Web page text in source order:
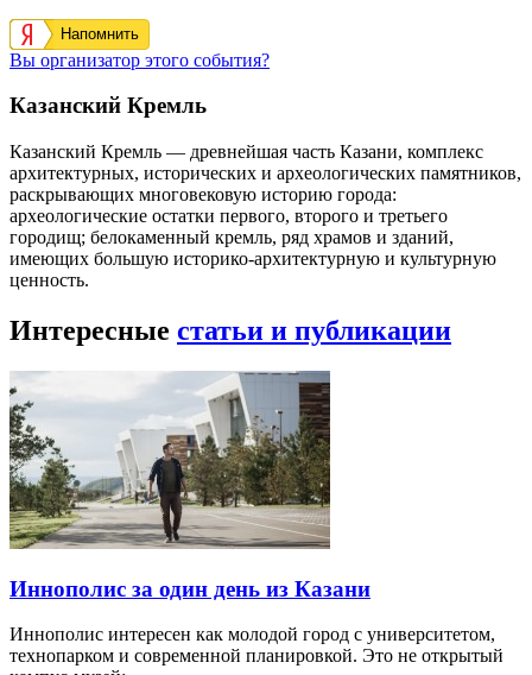
Напомнить
Вы организатор этого события?
Казанский Кремль
Казанский Кремль — древнейшая часть Казани, комплекс
архитектурных, исторических и археологических памятников,
раскрывающих многовековую историю города:
археологические остатки первого, второго и третьего
городищ; белокаменный кремль, ряд храмов и зданий,
имеющих большую историко-архитектурную и культурную
ценность.
Интересные статьи и публикации
Иннополис за один день из Казани
Иннополис интересен как молодой город с университетом,
технопарком и современной планировкой. Это не открытый